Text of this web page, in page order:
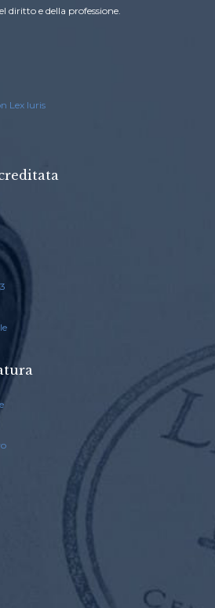
diritto e della professione.
Lex Iuris